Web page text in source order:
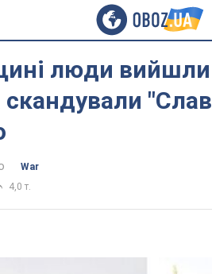
люди
скандували
War
4,0 т.